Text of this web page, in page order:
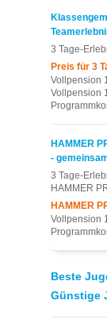
3 Tage-
Preis für 3
Vollpension
Vollpension
HAMMER
-
3 Tage-
HAMMER
HAMMER
Vollpension
Beste
Günstige